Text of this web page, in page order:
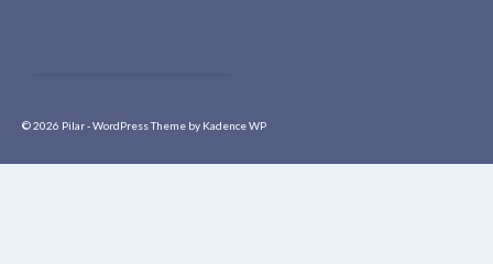
© 2026 Pilar - WordPress Theme by Kadence WP